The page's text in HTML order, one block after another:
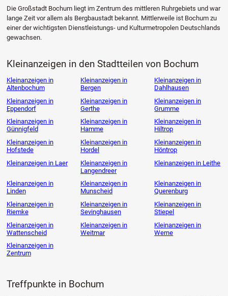
Die Großstadt Bochum liegt im Zentrum des mittleren Ruhrgebiets und war
lange Zeit vor allem als Bergbaustadt bekannt. Mittlerweile ist Bochum zu
einer der wichtigsten Dienstleistungs- und Kulturmetropolen Deutschlands
gewachsen.
Kleinanzeigen in den Stadtteilen von Bochum
Kleinanzeigen in
Altenbochum
Kleinanzeigen in
Bergen
Kleinanzeigen in
Dahlhausen
Kleinanzeigen in
Eppendorf
Kleinanzeigen in
Gerthe
Kleinanzeigen in
Grumme
Kleinanzeigen in
Günnigfeld
Kleinanzeigen in
Hamme
Kleinanzeigen in
Hiltrop
Kleinanzeigen in
Hofstede
Kleinanzeigen in
Hordel
Kleinanzeigen in
Höntrop
Kleinanzeigen in Laer
Kleinanzeigen in
Langendreer
Kleinanzeigen in Leithe
Kleinanzeigen in
Linden
Kleinanzeigen in
Munscheid
Kleinanzeigen in
Querenburg
Kleinanzeigen in
Riemke
Kleinanzeigen in
Sevinghausen
Kleinanzeigen in
Stiepel
Kleinanzeigen in
Wattenscheid
Kleinanzeigen in
Weitmar
Kleinanzeigen in
Werne
Kleinanzeigen in
Zentrum
Treffpunkte in Bochum